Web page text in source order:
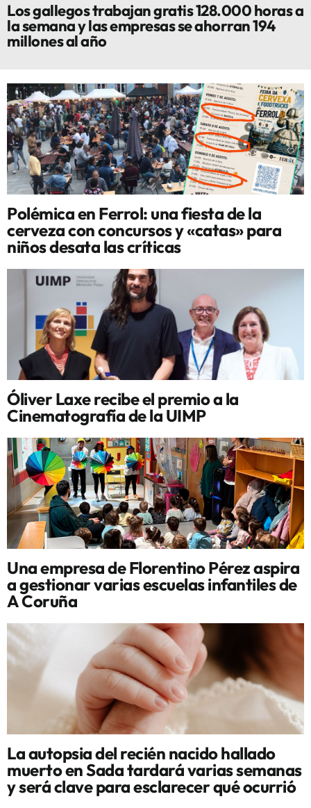
Los gallegos trabajan gratis 128.000 horas a
la semana y las empresas se ahorran 194
millones al año
Polémica en Ferrol: una fiesta de la
cerveza con concursos y «catas» para
niños desata las críticas
Óliver Laxe recibe el premio a la
Cinematografía de la UIMP
Una empresa de Florentino Pérez aspira
a gestionar varias escuelas infantiles de
A Coruña
La autopsia del recién nacido hallado
muerto en Sada tardará varias semanas
y será clave para esclarecer qué ocurrió